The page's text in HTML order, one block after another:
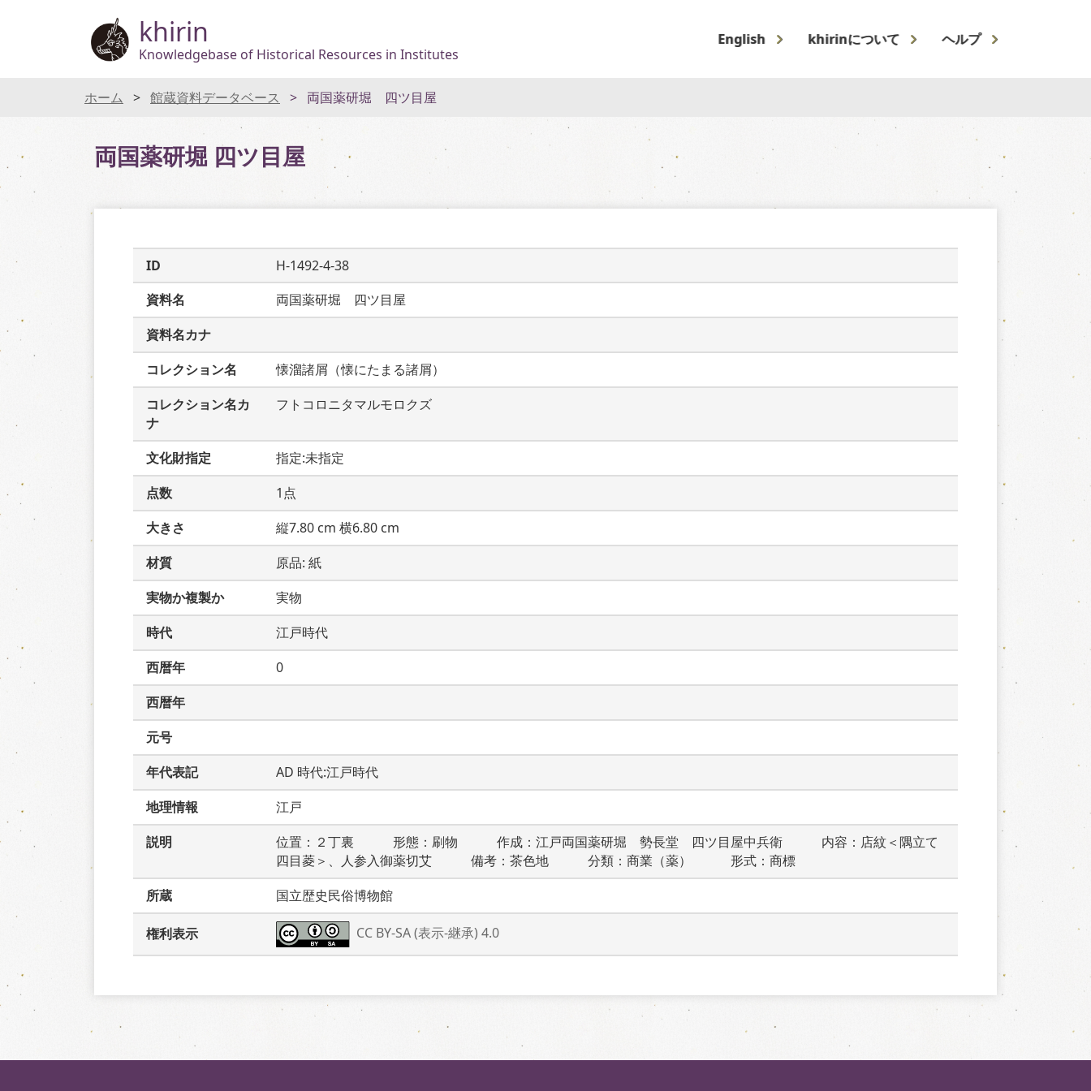
khirin
Knowledgebase of Historical Resources in Institutes
English khirinについて ヘルプ
ホーム 館蔵資料データベース 両国薬研堀 四ツ目屋
両国薬研堀 四ツ目屋
ID
H-1492-4-38
資料名
両国薬研堀　四ツ目屋
資料名カナ
コレクション名
懐溜諸屑（懐にたまる諸屑）
コレクション名カ
ナ
フトコロニタマルモロクズ
文化財指定
指定:未指定
点数
1点
大きさ
縦7.80 cm 横6.80 cm
材質
原品: 紙
実物か複製か
実物
時代
江戸時代
西暦年
0
西暦年
元号
年代表記
AD 時代:江戸時代
地理情報
江戸
説明
位置：２丁裏　　　形態：刷物　　　作成：江戸両国薬研堀　勢長堂　四ツ目屋中兵衛　　　内容：店紋＜隅立て
四目菱＞、人参入御薬切艾　　　備考：茶色地　　　分類：商業（薬）　　　形式：商標
所蔵
国立歴史民俗博物館
権利表示 CC BY-SA (表示-継承) 4.0